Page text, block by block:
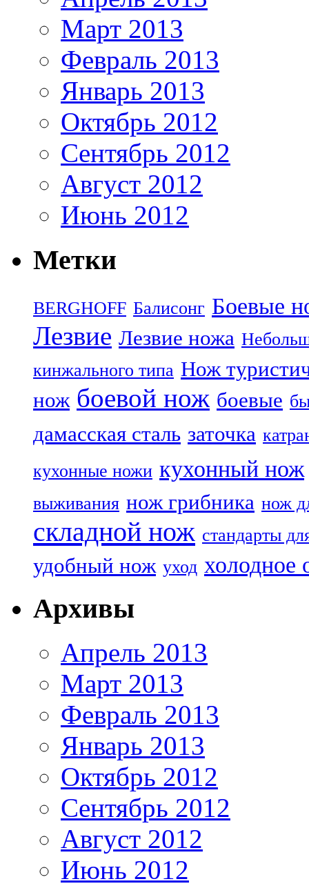
Март 2013
Февраль 2013
Январь 2013
Октябрь 2012
Сентябрь 2012
Август 2012
Июнь 2012
Метки
BERGHOFF Балисонг Боевые
Лезвие Лезвие ножа
кинжального типа Нож
нож боевой нож боевые
дамасская сталь заточка
кухонные ножи кухонный нож
выживания нож грибника нож
складной нож стандарты
удобный нож уход холодное
Архивы
Апрель 2013
Март 2013
Февраль 2013
Январь 2013
Октябрь 2012
Сентябрь 2012
Август 2012
Июнь 2012